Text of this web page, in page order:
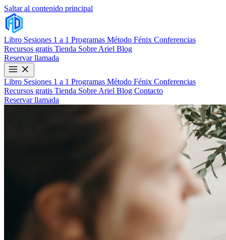
Saltar al contenido principal
Libro Sesiones 1 a 1 Programas Método Fénix Conferencias
Recursos gratis Tienda Sobre Ariel Blog
Reservar llamada
Libro Sesiones 1 a 1 Programas Método Fénix Conferencias
Recursos gratis Tienda Sobre Ariel Blog Contacto
Reservar llamada